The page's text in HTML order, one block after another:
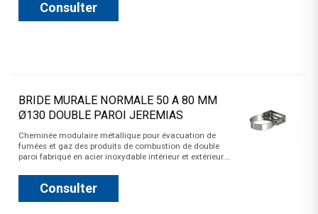
Consulter
BRIDE MURALE NORMALE 50 A 80 MM
Ø130 DOUBLE PAROI JEREMIAS
Cheminée modulaire métallique pour évacuation de
fumées et gaz des produits de combustion de double
paroi fabriqué en acier inoxydable intérieur et extérieur.…
Consulter